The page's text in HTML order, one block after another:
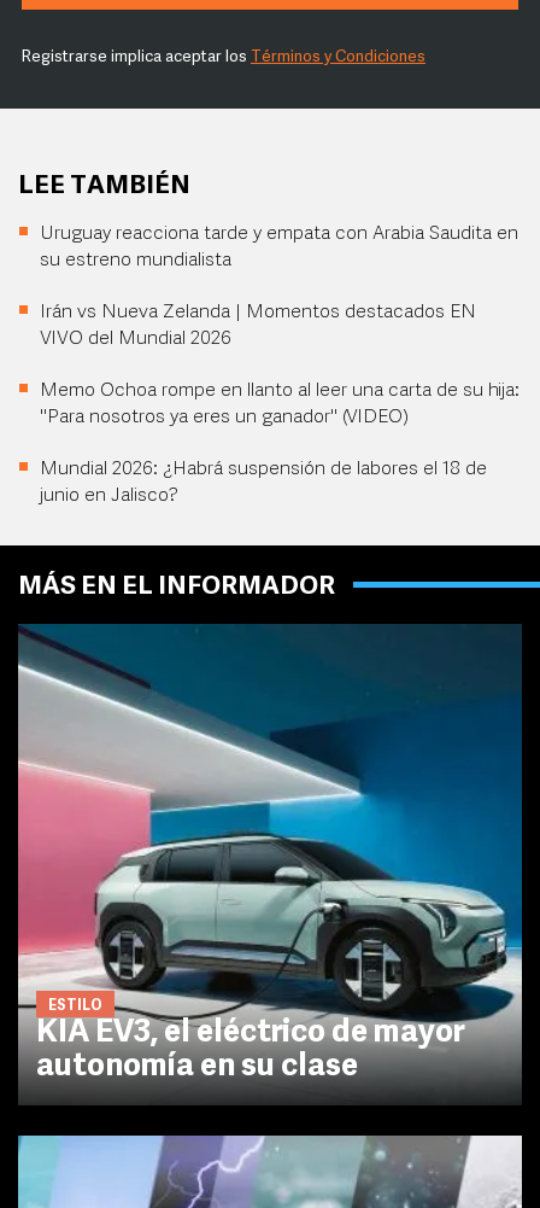
Registrarse implica aceptar los Términos y Condiciones
LEE TAMBIÉN
Uruguay reacciona tarde y empata con Arabia Saudita en
su estreno mundialista
Irán vs Nueva Zelanda | Momentos destacados EN
VIVO del Mundial 2026
Memo Ochoa rompe en llanto al leer una carta de su hija:
"Para nosotros ya eres un ganador" (VIDEO)
Mundial 2026: ¿Habrá suspensión de labores el 18 de
junio en Jalisco?
MÁS EN EL INFORMADOR
ESTILO
KIA EV3, el eléctrico de mayor
autonomía en su clase